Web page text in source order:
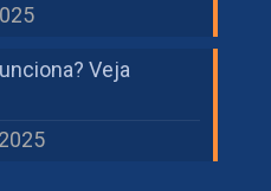
Veja